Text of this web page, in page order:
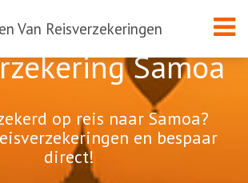
Van Reisverzekeringen
Samoa
op reis naar Samoa?
en bespaar
direct!